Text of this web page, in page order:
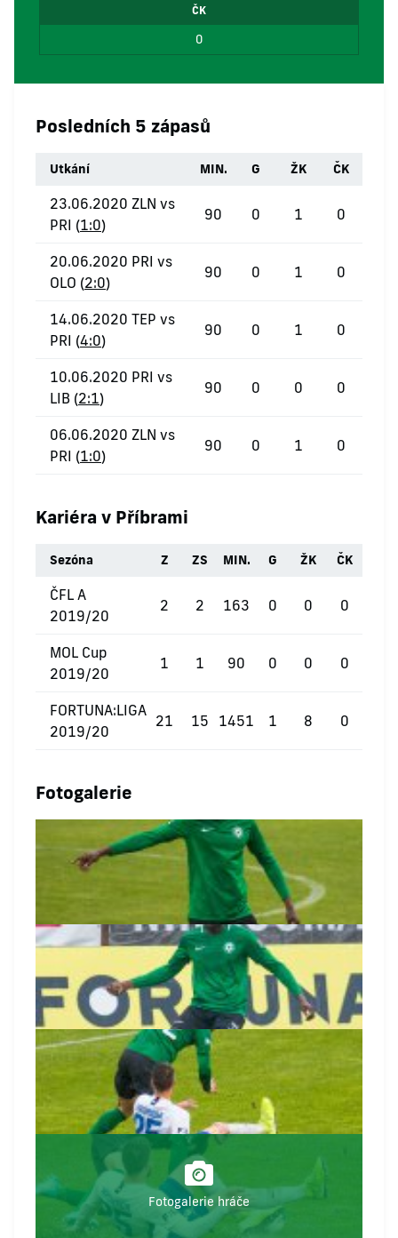
ČK
0
Posledních 5 zápasů
Utkání MIN. G ŽK ČK
23.06.2020 ZLN vs
PRI (1:0)
90 0 1 0
20.06.2020 PRI vs
OLO (2:0)
90 0 1 0
14.06.2020 TEP vs
PRI (4:0)
90 0 1 0
10.06.2020 PRI vs
LIB (2:1)
90 0 0 0
06.06.2020 ZLN vs
PRI (1:0)
90 0 1 0
Kariéra v Příbrami
Sezóna Z ZS MIN. G ŽK ČK
ČFL A
2019/20
2 2 163 0 0 0
MOL Cup
2019/20
1 1 90 0 0 0
FORTUNA:LIGA
2019/20
21 15 1451 1 8 0
Fotogalerie
Fotogalerie hráče